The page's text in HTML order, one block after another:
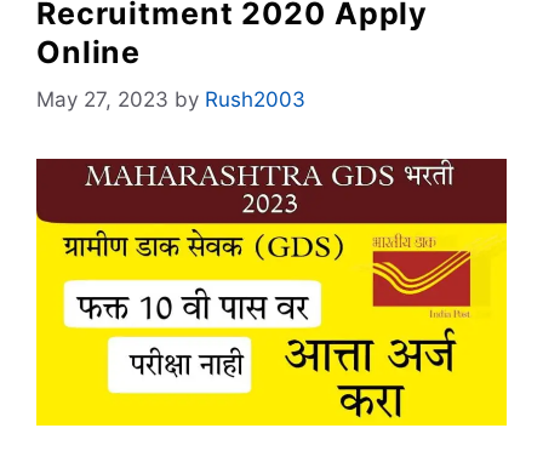
Recruitment 2020 Apply
Online
May 27, 2023 by Rush2003